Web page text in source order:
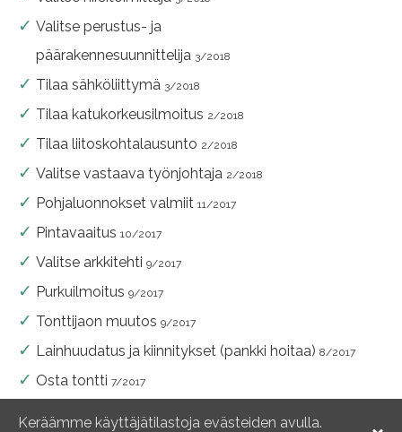
Valitse perustus- ja
päärakennesuunnittelija 3/2018
Tilaa sähköliittymä 3/2018
Tilaa katukorkeusilmoitus 2/2018
Tilaa liitoskohtalausunto 2/2018
Valitse vastaava työnjohtaja 2/2018
Pohjaluonnokset valmiit 11/2017
Pintavaaitus 10/2017
Valitse arkkitehti 9/2017
Purkuilmoitus 9/2017
Tonttijaon muutos 9/2017
Lainhuudatus ja kiinnitykset (pankki hoitaa) 8/2017
Osta tontti 7/2017
Keräämme käyttäjätilastoja evästeiden avulla.